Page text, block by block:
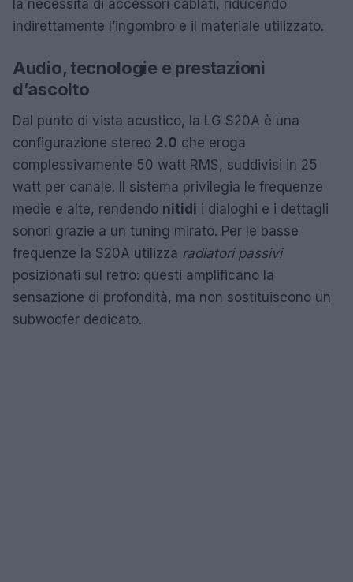
la necessità di accessori cablati, riducendo
indirettamente l’ingombro e il materiale utilizzato.
Audio, tecnologie e prestazioni
d’ascolto
Dal punto di vista acustico, la LG S20A è una
configurazione stereo 2.0 che eroga
complessivamente 50 watt RMS, suddivisi in 25
watt per canale. Il sistema privilegia le frequenze
medie e alte, rendendo nitidi i dialoghi e i dettagli
sonori grazie a un tuning mirato. Per le basse
frequenze la S20A utilizza radiatori passivi
posizionati sul retro: questi amplificano la
sensazione di profondità, ma non sostituiscono un
subwoofer dedicato.